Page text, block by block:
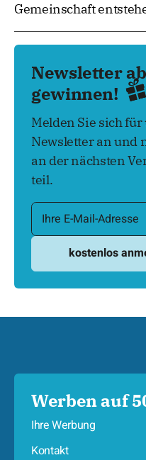
Gemeinschaft
Newsletter
gewinnen!
Melden Sie sich
Newsletter an und
an der nächsten
teil.
Werben auf
Ihre Werbung
Kontakt